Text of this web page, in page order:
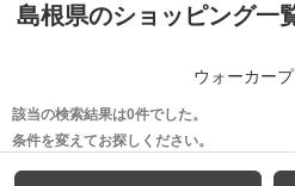
島根県のショッピング一
ウォーカー
該当の検索結果は0件でした。
条件を変えてお探しください。